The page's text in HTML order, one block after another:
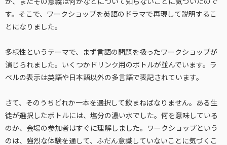
す。そこで、ワークショップを英語のドラマで再現して説明するこ
とになりました。
多様性というテーマで、まず言語の問題を扱ったワークショップが
演じられました。いくつかドリンク用のボトルが並んでいます。ラ
ベルの表示は英語や日本語以外の多言語で表記されています。
さて、そのうちどれか一本を選択して飲まねばなりません。ある生
徒が選択したボトルには、塩分の濃い水でした。何を意味している
のか、会場の参加者はすぐに理解しました。ワークショップという
のは、強烈な体験を通して、ふだん意識していないことに気づくこ